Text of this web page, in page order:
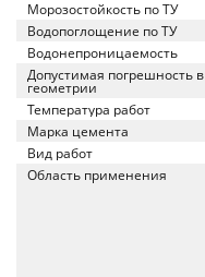
Морозостойкость по ТУ
Водопоглощение по ТУ
Водонепроницаемость
Допустимая погрешность в
геометрии
Температура работ
Марка цемента
Вид работ
Область применения